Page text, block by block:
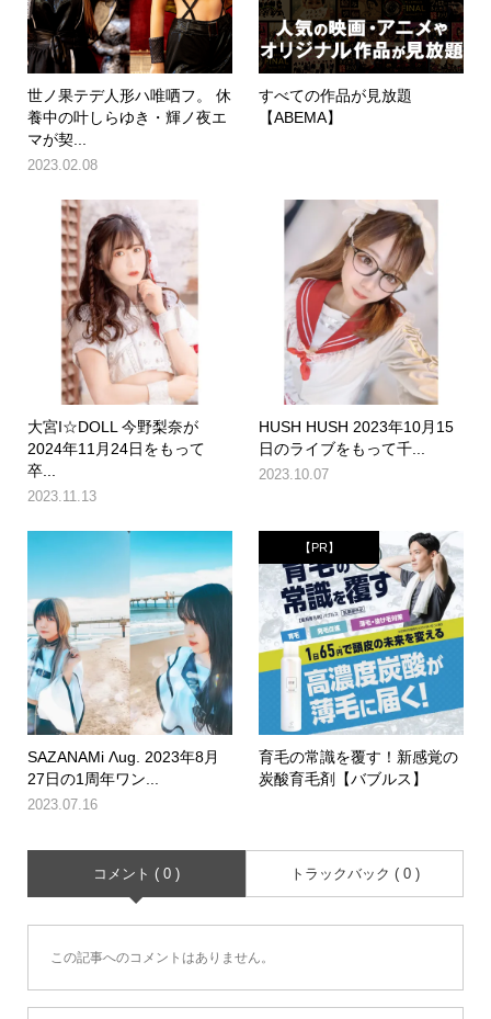
世ノ果テデ人形ハ唯哂フ。 休
養中の叶しらゆき・輝ノ夜エ
マが契...
2023.02.08
すべての作品が見放題
【ABEMA】
大宮I☆DOLL 今野梨奈が
2024年11月24日をもって
卒...
2023.11.13
HUSH HUSH 2023年10月15
日のライブをもって千...
2023.10.07
SAZANAMi Λug. 2023年8月
27日の1周年ワン...
2023.07.16
【PR】
育毛の常識を覆す！新感覚の
炭酸育毛剤【バブルス】
コメント ( 0 ) トラックバック ( 0 )
この記事へのコメントはありません。